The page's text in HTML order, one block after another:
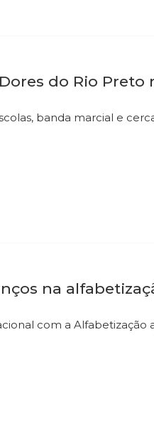
do Rio Preto
banda marcial e
na
com a Alfabetização